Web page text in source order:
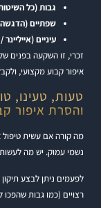
גבות (כל
שפתיים (הדגשה
עיניים
זכרי, זו השקעה בפנים
איפור קבוע מקצועי,
טעות, טעינו,
והסרת איפור
מה קורה אם עשית טיפול
נשמי עמוק. יש מה
לפעמים ניתן לבצע
רצויים (כמו גבות